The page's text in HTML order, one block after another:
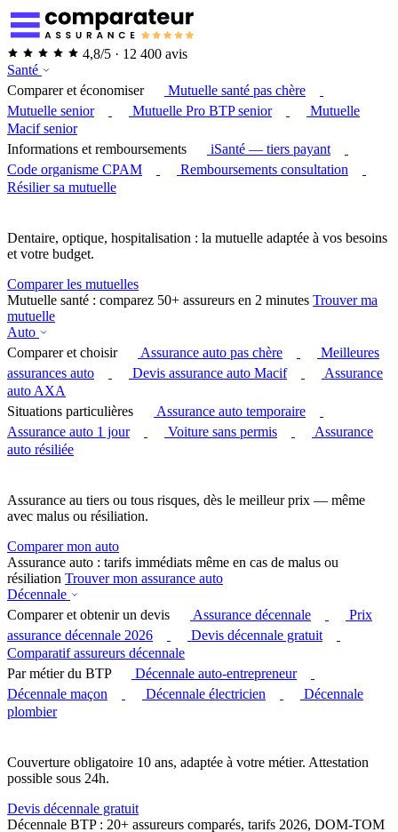
4,8/5 · 12 400 avis
Santé
Comparer et économiser
Mutuelle santé pas chère
Mutuelle senior
Mutuelle Pro BTP senior
Mutuelle
Macif senior
Informations et remboursements
iSanté — tiers payant
Code organisme CPAM
Remboursements consultation
Résilier sa mutuelle
Dentaire, optique, hospitalisation : la mutuelle adaptée à vos besoins
et votre budget.
Comparer les mutuelles
Mutuelle santé : comparez 50+ assureurs en 2 minutes Trouver ma
mutuelle
Auto
Comparer et choisir
Assurance auto pas chère
Meilleures
assurances auto
Devis assurance auto Macif
Assurance
auto AXA
Situations particulières
Assurance auto temporaire
Assurance auto 1 jour
Voiture sans permis
Assurance
auto résiliée
Assurance au tiers ou tous risques, dès le meilleur prix — même
avec malus ou résiliation.
Comparer mon auto
Assurance auto : tarifs immédiats même en cas de malus ou
résiliation Trouver mon assurance auto
Décennale
Comparer et obtenir un devis
Assurance décennale
Prix
assurance décennale 2026
Devis décennale gratuit
Comparatif assureurs décennale
Par métier du BTP
Décennale auto-entrepreneur
Décennale maçon
Décennale électricien
Décennale
plombier
Couverture obligatoire 10 ans, adaptée à votre métier. Attestation
possible sous 24h.
Devis décennale gratuit
Décennale BTP : 20+ assureurs comparés, tarifs 2026, DOM-TOM